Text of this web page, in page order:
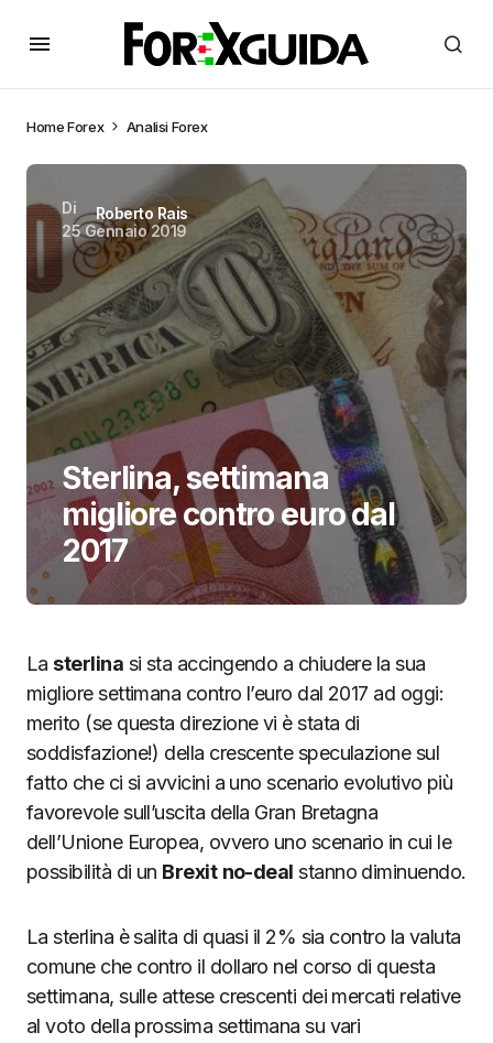
HomeForex Analisi Forex
Di
Roberto Rais
25 Gennaio 2019
Sterlina, settimana
migliore contro euro dal
2017
La sterlina si sta accingendo a chiudere la sua
migliore settimana contro l’euro dal 2017 ad oggi:
merito (se questa direzione vi è stata di
soddisfazione!) della crescente speculazione sul
fatto che ci si avvicini a uno scenario evolutivo più
favorevole sull’uscita della Gran Bretagna
dell’Unione Europea, ovvero uno scenario in cui le
possibilità di un Brexit no-deal stanno diminuendo.
La sterlina è salita di quasi il 2% sia contro la valuta
comune che contro il dollaro nel corso di questa
settimana, sulle attese crescenti dei mercati relative
al voto della prossima settimana su vari